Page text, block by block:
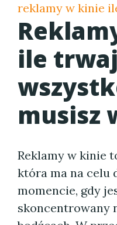
reklamy w kinie
ile
musisz
Reklamy w kinie
która ma na celu
momencie, gdy
skoncentrowany